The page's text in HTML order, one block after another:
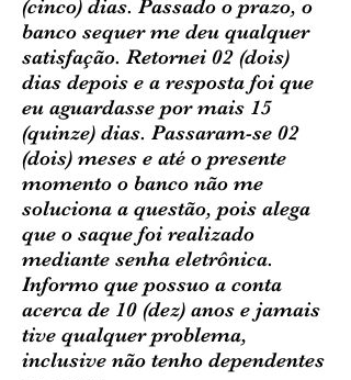
(cinco) dias. Passado o prazo, o
banco sequer me deu qualquer
satisfação. Retornei 02 (dois)
dias depois e a resposta foi que
eu aguardasse por mais 15
(quinze) dias. Passaram-se 02
(dois) meses e até o presente
momento o banco não me
soluciona a questão, pois alega
que o saque foi realizado
mediante senha eletrônica.
Informo que possuo a conta
acerca de 10 (dez) anos e jamais
tive qualquer problema,
inclusive não tenho dependentes